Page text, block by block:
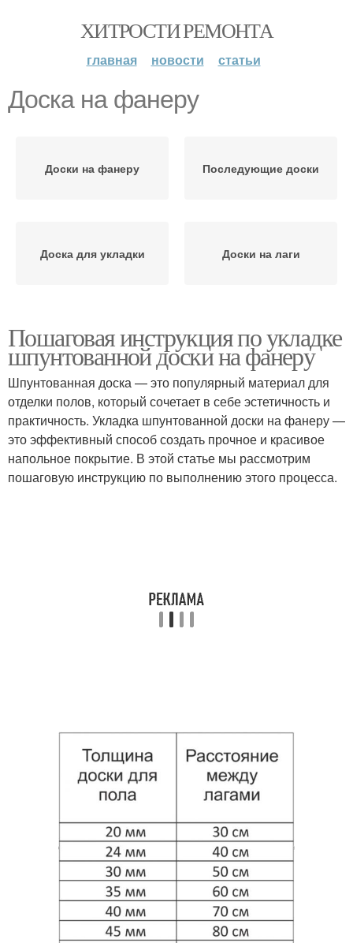
ХИТРОСТИ РЕМОНТА
главная новости статьи
Доска на фанеру
Доски на фанеру Последующие доски
Доска для укладки Доски на лаги
Пошаговая инструкция по укладке
шпунтованной доски на фанеру
Шпунтованная доска — это популярный материал для
отделки полов, который сочетает в себе эстетичность и
практичность. Укладка шпунтованной доски на фанеру —
это эффективный способ создать прочное и красивое
напольное покрытие. В этой статье мы рассмотрим
пошаговую инструкцию по выполнению этого процесса.